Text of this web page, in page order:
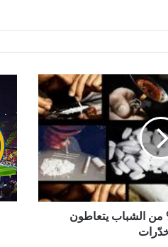
العيوني: 57 % من الشباب يتعاطون